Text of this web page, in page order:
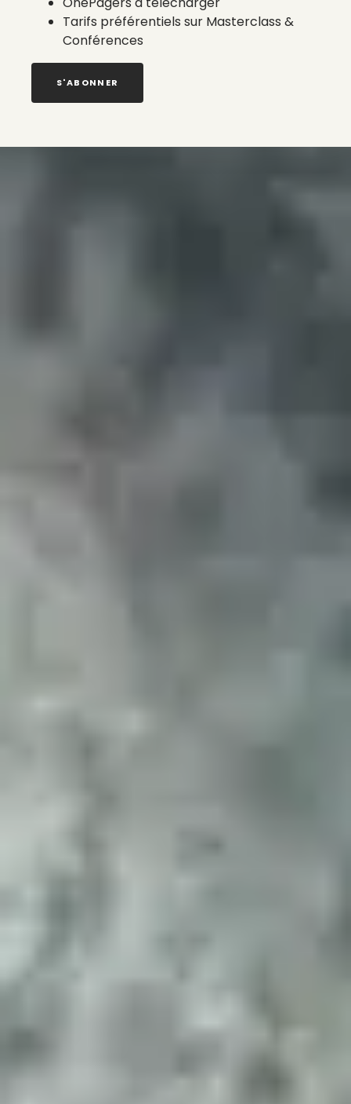
Tarifs préférentiels sur Masterclass &
Conférences
S'ABONNER